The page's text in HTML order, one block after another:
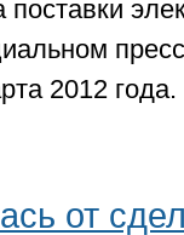
2012
от